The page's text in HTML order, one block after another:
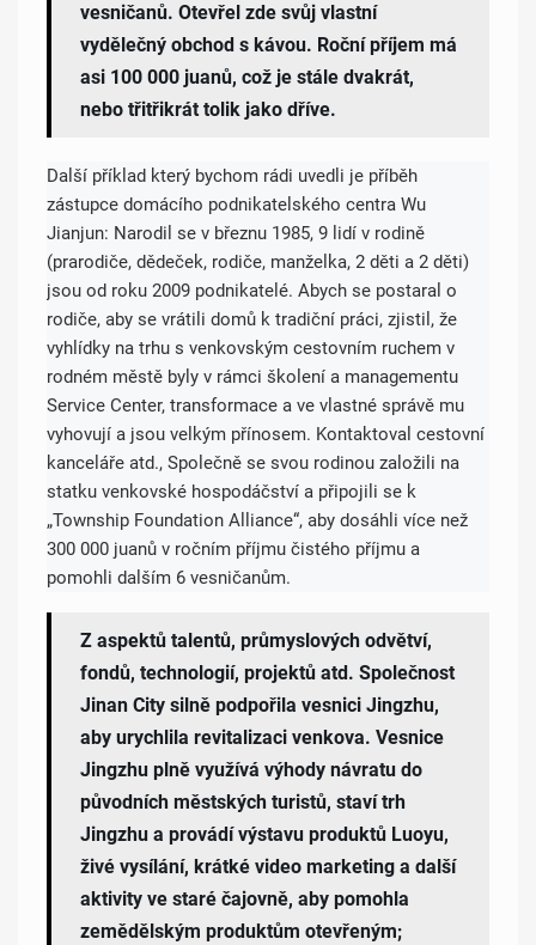
vesničanů. Otevřel zde svůj vlastní
vydělečný obchod s kávou. Roční příjem má
asi 100 000 juanů, což je stále dvakrát,
nebo třitřikrát tolik jako dříve.
Další příklad který bychom rádi uvedli je příběh
zástupce domácího podnikatelského centra Wu
Jianjun: Narodil se v březnu 1985, 9 lidí v rodině
(prarodiče, dědeček, rodiče, manželka, 2 děti a 2 děti)
jsou od roku 2009 podnikatelé. Abych se postaral o
rodiče, aby se vrátili domů k tradiční práci, zjistil, že
vyhlídky na trhu s venkovským cestovním ruchem v
rodném městě byly v rámci školení a managementu
Service Center, transformace a ve vlastné správě mu
vyhovují a jsou velkým přínosem. Kontaktoval cestovní
kanceláře atd., Společně se svou rodinou založili na
statku venkovské hospodáčství a připojili se k
„Township Foundation Alliance“, aby dosáhli více než
300 000 juanů v ročním příjmu čistého příjmu a
pomohli dalším 6 vesničanům.
Z aspektů talentů, průmyslových odvětví,
fondů, technologií, projektů atd. Společnost
Jinan City silně podpořila vesnici Jingzhu,
aby urychlila revitalizaci venkova. Vesnice
Jingzhu plně využívá výhody návratu do
původních městských turistů, staví trh
Jingzhu a provádí výstavu produktů Luoyu,
živé vysílání, krátké video marketing a další
aktivity ve staré čajovně, aby pomohla
zemědělským produktům otevřeným;